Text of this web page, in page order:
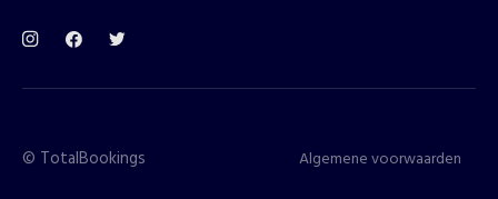
© TotalBookings
Algemene voorwaarden